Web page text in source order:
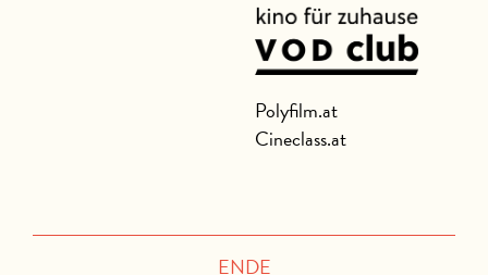
Polyfilm.at
Cineclass.at
ENDE